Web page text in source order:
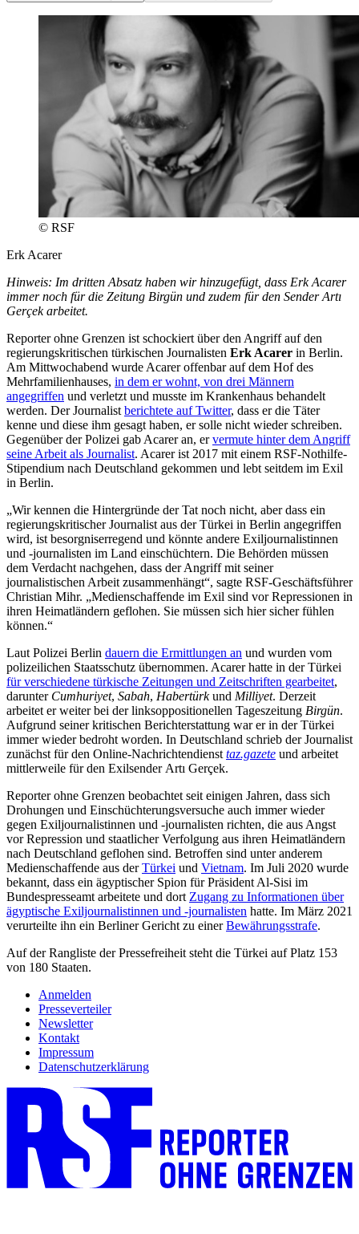
© RSF
Erk Acarer
Hinweis: Im dritten Absatz haben wir hinzugefügt, dass Erk Acarer
immer noch für die Zeitung Birgün und zudem für den Sender Artı
Gerçek arbeitet.
Reporter ohne Grenzen ist schockiert über den Angriff auf den
regierungskritischen türkischen Journalisten Erk Acarer in Berlin.
Am Mittwochabend wurde Acarer offenbar auf dem Hof des
Mehrfamilienhauses, in dem er wohnt, von drei Männern
angegriffen und verletzt und musste im Krankenhaus behandelt
werden. Der Journalist berichtete auf Twitter, dass er die Täter
kenne und diese ihm gesagt haben, er solle nicht wieder schreiben.
Gegenüber der Polizei gab Acarer an, ervermute hinter dem Angriff
seine Arbeit als Journalist. Acarer ist 2017 mit einem RSF-Nothilfe-
Stipendium nach Deutschland gekommen und lebt seitdem im Exil
in Berlin.
„Wir kennen die Hintergründe der Tat noch nicht, aber dass ein
regierungskritischer Journalist aus der Türkei in Berlin angegriffen
wird, ist besorgniserregend und könnte andere Exiljournalistinnen
und -journalisten im Land einschüchtern. Die Behörden müssen
dem Verdacht nachgehen, dass der Angriff mit seiner
journalistischen Arbeit zusammenhängt“, sagte RSF-Geschäftsführer
Christian Mihr. „Medienschaffende im Exil sind vor Repressionen in
ihren Heimatländern geflohen. Sie müssen sich hier sicher fühlen
können.“
Laut Polizei Berlin dauern die Ermittlungen an und wurden vom
polizeilichen Staatsschutz übernommen. Acarer hatte in der Türkei
für verschiedene türkische Zeitungen und Zeitschriften gearbeitet,
darunter Cumhuriyet, Sabah, Habertürkund Milliyet. Derzeit
arbeitet er weiter bei der linksoppositionellen Tageszeitung Birgün.
Aufgrund seiner kritischen Berichterstattung war er in der Türkei
immer wieder bedroht worden. In Deutschland schrieb der Journalist
zunächst für den Online-Nachrichtendienst taz.gazete und arbeitet
mittlerweile für den Exilsender Artı Gerçek.
Reporter ohne Grenzen beobachtet seit einigen Jahren, dass sich
Drohungen und Einschüchterungsversuche auch immer wieder
gegen Exiljournalistinnen und -journalisten richten, die aus Angst
vor Repression und staatlicher Verfolgung aus ihren Heimatländern
nach Deutschland geflohen sind. Betroffen sind unter anderem
Medienschaffende aus derTürkei und Vietnam. Im Juli 2020 wurde
bekannt, dass ein ägyptischer Spion für Präsident Al-Sisi im
Bundespresseamt arbeitete und dort Zugang zu Informationen über
ägyptische Exiljournalistinnen und -journalisten hatte. Im März 2021
verurteilte ihn ein Berliner Gericht zu einerBewährungsstrafe.
Auf der Rangliste der Pressefreiheit steht die Türkei auf Platz 153
von 180 Staaten.
Anmelden
Presseverteiler
Newsletter
Kontakt
Impressum
Datenschutzerklärung